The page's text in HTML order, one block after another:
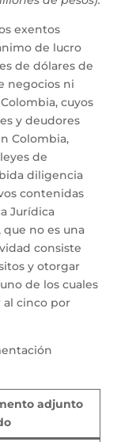
exentos
de lucro
de dólares de
negocios ni
cuyos
y deudores
Colombia,
de
diligencia
contenidas
Jurídica
que no es una
consiste
y otorgar
de los cuales
cinco por
adjunto